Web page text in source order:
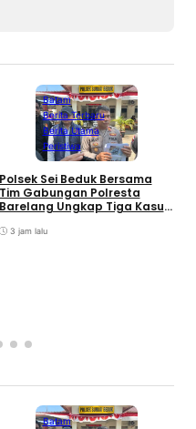
Batam
Berita Terbaru
Berita Utama
Peristiwa
Polsek Sei Beduk Bersama
Tim Gabungan Polresta
Barelang Ungkap Tiga Kasus
3 jam lalu
Batam